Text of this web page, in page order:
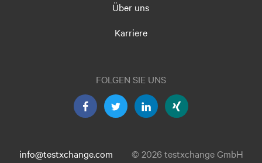
Über uns
Karriere
FOLGEN SIE UNS
info@testxchange.com © 2026 testxchange GmbH